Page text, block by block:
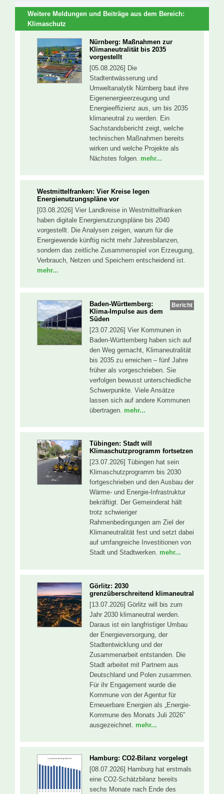
Weitere Meldungen und Beiträge aus dem Bereich:
Klimaschutz
Nürnberg: Maßnahmen zur
Klimaneutralität bis 2035
vorgestellt
[05.08.2026] Die
Stadtentwässerung und
Umweltanalytik Nürnberg baut ihre
Eigenenergieerzeugung und
Energieeffizienz aus, um bis 2035
klimaneutral zu werden. Ein
Sachstandsbericht zeigt, welche
technischen Maßnahmen bereits
wirken und welche Projekte als
Nächstes folgen. mehr...
Westmittelfranken: Vier Kreise legen
Energienutzungspläne vor
[03.08.2026] Vier Landkreise in Westmittelfranken
haben digitale Energienutzungspläne bis 2040
vorgestellt. Die Analysen zeigen, warum für die
Energiewende künftig nicht mehr Jahresbilanzen,
sondern das zeitliche Zusammenspiel von Erzeugung,
Verbrauch, Netzen und Speichern entscheidend ist.
mehr...
Bericht
Baden-Württemberg:
Klima-Impulse aus dem
Süden
[23.07.2026] Vier Kommunen in
Baden-Württemberg haben sich auf
den Weg gemacht, Klimaneutralität
bis 2035 zu erreichen – fünf Jahre
früher als vorgeschrieben. Sie
verfolgen bewusst unterschiedliche
Schwerpunkte. Viele Ansätze
lassen sich auf andere Kommunen
übertragen. mehr...
Tübingen: Stadt will
Klimaschutzprogramm fortsetzen
[23.07.2026] Tübingen hat sein
Klimaschutzprogramm bis 2030
fortgeschrieben und den Ausbau der
Wärme- und Energie-Infrastruktur
bekräftigt. Der Gemeinderat hält
trotz schwieriger
Rahmenbedingungen am Ziel der
Klimaneutralität fest und setzt dabei
auf umfangreiche Investitionen von
Stadt und Stadtwerken. mehr...
Görlitz: 2030
grenzüberschreitend klimaneutral
[13.07.2026] Görlitz will bis zum
Jahr 2030 klimaneutral werden.
Daraus ist ein langfristiger Umbau
der Energieversorgung, der
Stadtentwicklung und der
Zusammenarbeit entstanden. Die
Stadt arbeitet mit Partnern aus
Deutschland und Polen zusammen.
Für ihr Engagement wurde die
Kommune von der Agentur für
Erneuerbare Energien als „Energie-
Kommune des Monats Juli 2026”
ausgezeichnet. mehr...
Hamburg: CO2-Bilanz vorgelegt
[08.07.2026] Hamburg hat erstmals
eine CO2-Schätzbilanz bereits
sechs Monate nach Ende des